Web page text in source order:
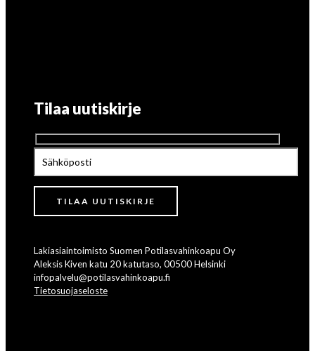
Tilaa uutiskirje
Lakiasiaintoimisto Suomen Potilasvahinkoapu Oy
Aleksis Kiven katu 20 katutaso, 00500 Helsinki
infopalvelu@potilasvahinkoapu.fi
Tietosuojaseloste